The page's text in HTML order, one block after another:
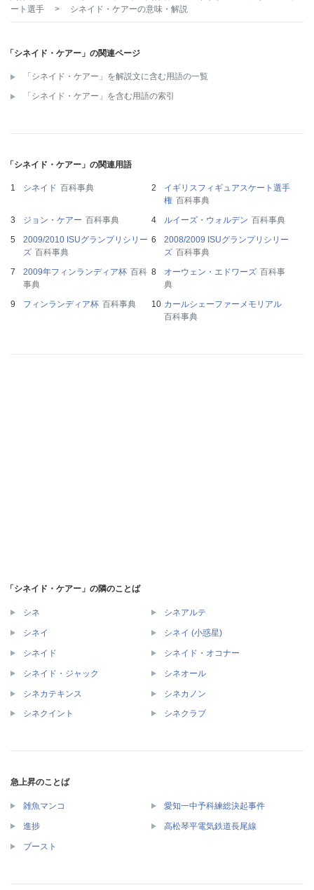
ート選手
> シネイド・ケアーの意味・解説
「シネイド・ケアー」の関連ページ
「シネイド・ケアー」を解説文に含む用語の一覧
「シネイド・ケアー」を含む用語の索引
「シネイド・ケアー」の関連用語
シネイド 百科事典
イギリスフィギュアスケート選手
権 百科事典
ジョン・ケアー 百科事典 ルイーズ・ウォルデン 百科事典
2009/2010 ISUグランプリシリー
ズ 百科事典
2008/2009 ISUグランプリシリー
ズ 百科事典
2009年フィンランディア杯 百科
事典
オーウェン・エドワーズ 百科事
典
フィンランディア杯 百科事典
カールシェーファーメモリアル
百科事典
「シネイド・ケアー」の隣のことば
シネ シネアルテ
シネイ シネイ (小惑星)
シネイド シネイド・オコナー
シネイド・ジャック シネオール
シネカテキンス シネカノン
シネクイント シネクラブ
急上昇のことば
雑魚マンコ 愛知一中予科練総決起事件
進捗 高松琴平電気鉄道長尾線
ブースト